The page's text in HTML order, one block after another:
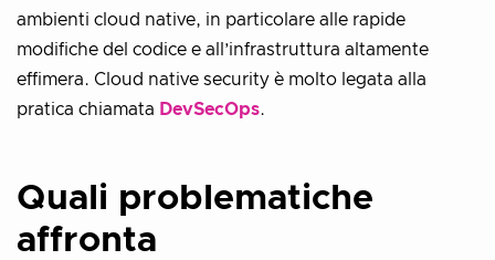
ambienti cloud native, in particolare alle rapide
modifiche del codice e all’infrastruttura altamente
effimera. Cloud native security è molto legata alla
pratica chiamata DevSecOps.
Quali problematiche
affronta